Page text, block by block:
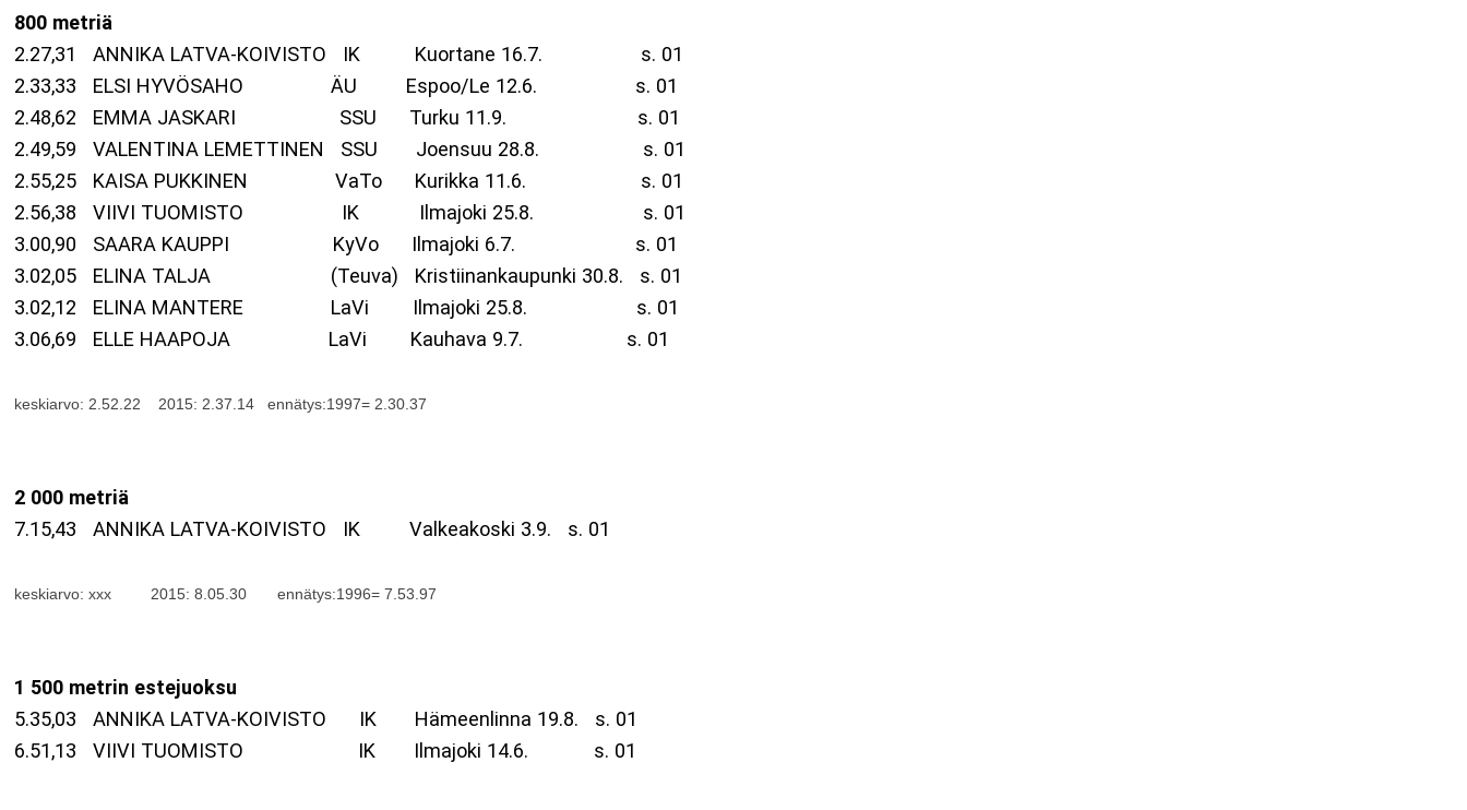
800 metriä
2.27,31 ANNIKA LATVA-KOIVISTO IK Kuortane 16.7. s. 01
2.33,33 ELSI HYVÖSAHO ÄU Espoo/Le 12.6. s. 01
2.48,62 EMMA JASKARI SSU Turku 11.9. s. 01
2.49,59 VALENTINA LEMETTINEN SSU Joensuu 28.8. s. 01
2.55,25 KAISA PUKKINEN VaTo Kurikka 11.6. s. 01
2.56,38 VIIVI TUOMISTO IK Ilmajoki 25.8. s. 01
3.00,90 SAARA KAUPPI KyVo Ilmajoki 6.7. s. 01
3.02,05 ELINA TALJA (Teuva) Kristiinankaupunki 30.8. s. 01
3.02,12 ELINA MANTERE LaVi Ilmajoki 25.8. s. 01
3.06,69 ELLE HAAPOJA LaVi Kauhava 9.7. s. 01
keskiarvo: 2.52.22 2015: 2.37.14 ennätys:1997= 2.30.37
2 000 metriä
7.15,43 ANNIKA LATVA-KOIVISTO IK Valkeakoski 3.9. s. 01
keskiarvo: xxx 2015:8.05.30 ennätys:1996= 7.53.97
1 500 metrin estejuoksu
5.35,03 ANNIKA LATVA-KOIVISTO IK Hämeenlinna 19.8. s. 01
6.51,13 VIIVI TUOMISTO IK Ilmajoki 14.6. s. 01